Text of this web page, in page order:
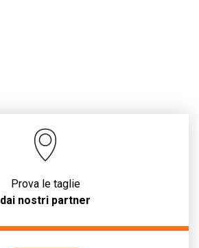
Prova le taglie
dai nostri partner